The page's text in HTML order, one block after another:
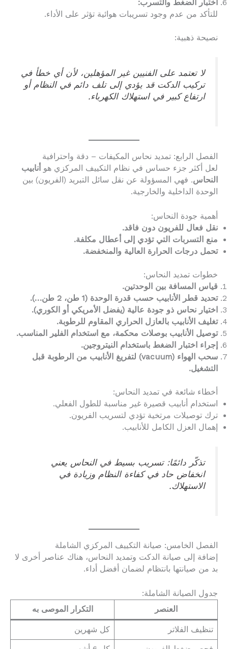
اختبار الضغط والتسرب:
للتأكد من عدم وجود تسريبات هوائية تؤثر على الأداء.
نصيحة ذهبية:
لا تعتمد على الفنيين غير المؤهلين، لأن أي خطأ في
تركيب الدكت قد يؤدي إلى تلف دائم في النظام أو
ارتفاع كبير في استهلاك الكهرباء.
الفصل الرابع: تمديد نحاس المكيفات – دقة واحترافية
لعل أكثر جزء حساس في نظام التكييف المركزي هو أنابيب
النحاس. فهي المسؤولة عن نقل سائل التبريد (الفريون) بين
الوحدة الداخلية والخارجية.
أهمية جودة النحاس:
نقل فعال للفريون دون فاقد.
منع التسربات التي تؤدي إلى أعطال مكلفة.
تحمل درجات الحرارة العالية والمنخفضة.
خطوات تمديد النحاس:
قياس المسافة بين الوحدتين.
تحديد قطر الأنابيب حسب قدرة الوحدة (1 طن، 2 طن…).
اختيار نحاس ذو جودة عالية (يفضل الأمريكي أو الكوري).
تغليف الأنابيب بالعازل الحراري المقاوم للرطوبة.
توصيل الأنابيب بوصلات محكمة، مع استخدام الفلير المناسب.
إجراء اختبار الضغط باستخدام النيتروجين.
سحب الهواء (vacuum) لتفريغ الأنابيب من الرطوبة قبل
التشغيل.
أخطاء شائعة في تمديد النحاس:
استخدام أنابيب قصيرة غير مناسبة للطول الفعلي.
ترك توصيلات مرتخية تؤدي لتسريب الفريون.
إهمال العزل الكامل للأنابيب.
تذكّر دائمًا: تسريب بسيط في النحاس يعني
انخفاض حاد في كفاءة النظام وزيادة في
الاستهلاك.
الفصل الخامس: صيانة التكييف المركزي الشاملة
إضافة إلى صيانة الدكت وتمديد النحاس، هناك عناصر أخرى لا
بد من صيانتها بانتظام لضمان أفضل أداء.
جدول الصيانة الشاملة:
العنصر
التكرار الموصى به
تنظيف الفلاتر كل شهرين